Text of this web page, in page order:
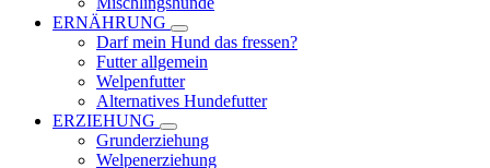
ERNÄHRUNG
Darf mein Hund das fressen?
Futter allgemein
Welpenfutter
Alternatives Hundefutter
ERZIEHUNG
Grunderziehung
Welpenerziehung